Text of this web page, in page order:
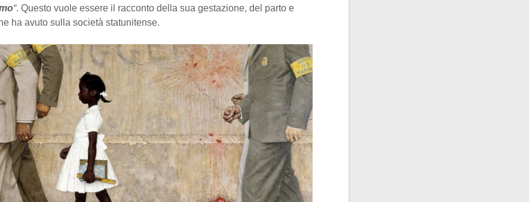
“. Questo vuole essere il racconto della sua gestazione, del parto e
ha avuto sulla società statunitense.